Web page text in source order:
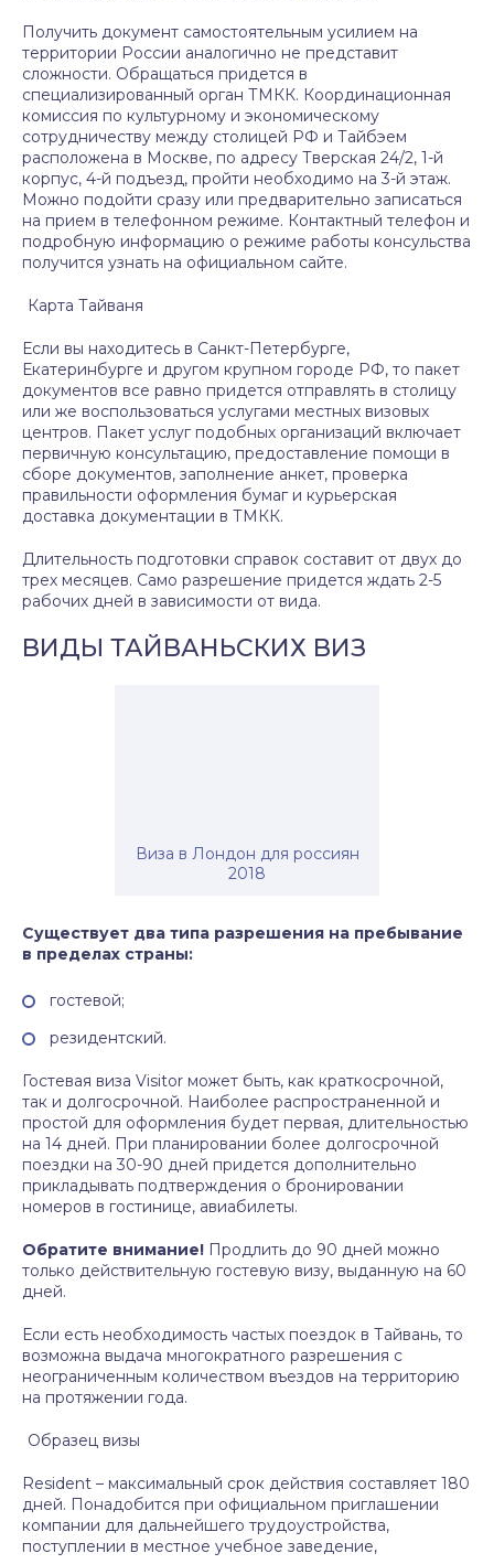
Получить документ самостоятельным усилием на
территории России аналогично не представит
сложности. Обращаться придется в
специализированный орган ТМКК. Координационная
комиссия по культурному и экономическому
сотрудничеству между столицей РФ и Тайбэем
расположена в Москве, по адресу Тверская 24/2, 1-й
корпус, 4-й подъезд, пройти необходимо на 3-й этаж.
Можно подойти сразу или предварительно записаться
на прием в телефонном режиме. Контактный телефон и
подробную информацию о режиме работы консульства
получится узнать на официальном сайте.
Карта Тайваня
Если вы находитесь в Санкт-Петербурге,
Екатеринбурге и другом крупном городе РФ, то пакет
документов все равно придется отправлять в столицу
или же воспользоваться услугами местных визовых
центров. Пакет услуг подобных организаций включает
первичную консультацию, предоставление помощи в
сборе документов, заполнение анкет, проверка
правильности оформления бумаг и курьерская
доставка документации в ТМКК.
Длительность подготовки справок составит от двух до
трех месяцев. Само разрешение придется ждать 2-5
рабочих дней в зависимости от вида.
ВИДЫ ТАЙВАНЬСКИХ ВИЗ
Виза в Лондон для россиян
2018
Существует два типа разрешения на пребывание
в пределах страны:
гостевой;
резидентский.
Гостевая виза Visitor может быть, как краткосрочной,
так и долгосрочной. Наиболее распространенной и
простой для оформления будет первая, длительностью
на 14 дней. При планировании более долгосрочной
поездки на 30-90 дней придется дополнительно
прикладывать подтверждения о бронировании
номеров в гостинице, авиабилеты.
Обратите внимание! Продлить до 90 дней можно
только действительную гостевую визу, выданную на 60
дней.
Если есть необходимость частых поездок в Тайвань, то
возможна выдача многократного разрешения с
неограниченным количеством въездов на территорию
на протяжении года.
Образец визы
Resident – максимальный срок действия составляет 180
дней. Понадобится при официальном приглашении
компании для дальнейшего трудоустройства,
поступлении в местное учебное заведение,